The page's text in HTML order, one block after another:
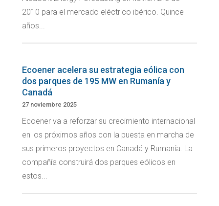
2010 para el mercado eléctrico ibérico. Quince
años...
Ecoener acelera su estrategia eólica con
dos parques de 195 MW en Rumanía y
Canadá
27 noviembre 2025
Ecoener va a reforzar su crecimiento internacional
en los próximos años con la puesta en marcha de
sus primeros proyectos en Canadá y Rumanía. La
compañía construirá dos parques eólicos en
estos...